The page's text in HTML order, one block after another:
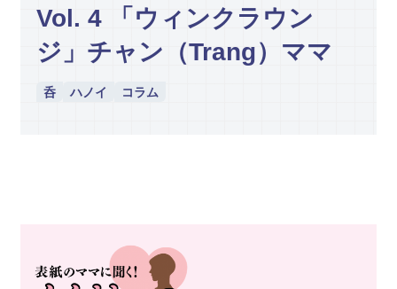
Vol. 4 「ウィンクラウン
ジ」チャン（Trang）ママ
呑 ハノイ コラム